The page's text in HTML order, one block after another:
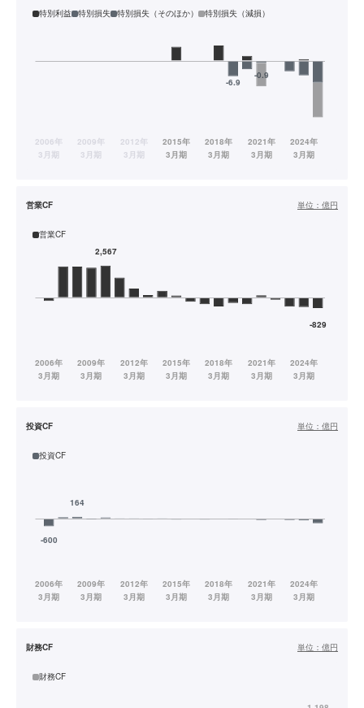
特別利益 特別損失 特別損失（そのほか） 特別損失（減損）
営業CF 単位： 億円
営業CF
投資CF 単位： 億円
投資CF
財務CF 単位： 億円
財務CF